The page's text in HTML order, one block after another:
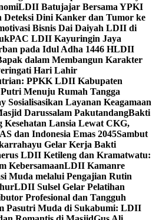
LDII Batujajar Bersama YPKI
Deteksi Dini Kanker dan Tumor ke
Bisnis Dai Daiyah LDII di
PAC LDII Kayuringin Jaya
pada Idul Adha 1446 HLDII
dalam Membangun Karakter
Hari Lahir
PPKK LDII Kabupaten
Menuju Rumah Tangga
Sosialisasikan Layanan Keagamaan
Darussalam PakutandangBakti
Lansia Lewat CKG,
dan Indonesia Emas 2045Sambut
Gelar Kerja Bakti
LDII Ketileng dan Kramatwatu:
KebersamaanLDII Kamanre
Muda melalui Pengajian Rutin
LDII Sulsel Gelar Pelatihan
Profesional dan Tangguh
Pasutri Muda di Sukabumi: LDII